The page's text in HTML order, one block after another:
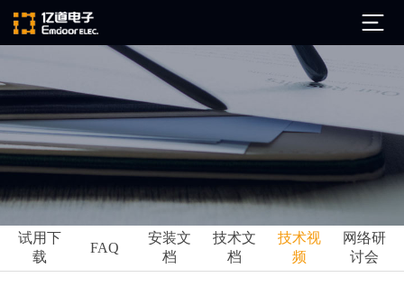
公司简介
发展历程
企业文化
ARM
Ansys
亿道动态
市场活动
试用下
载
FAQ
安装文
档
技术文
档
技术视
频
网络研
讨会